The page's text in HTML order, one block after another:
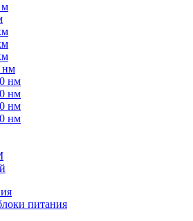
м
нм
нм
нм
нм
нм
питания